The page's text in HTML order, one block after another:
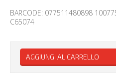
BARCODE: 077511480898
C65074
AGGIUNGI AL CARRELLO